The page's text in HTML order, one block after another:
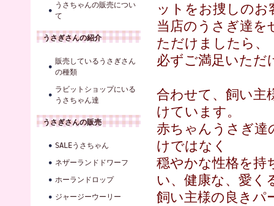
うさちゃんの販売につい
て
うさぎさんの紹介
販売しているうさぎさん
の種類
ラビットショップにいる
うさちゃん達
うさぎさんの販売
SALEうさちゃん
ネザーランドドワーフ
ホーランドロップ
ジャージーウーリー
ットをお捜しのお
当店のうさぎ達を
ただけましたら、
必ずご満足いただ
合わせて、飼い主
けています。
赤ちゃんうさぎ達
けではなく
穏やかな性格を持
い、健康な、愛く
飼い主様の良きパ